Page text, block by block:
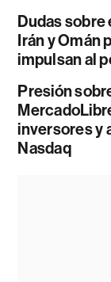
Dudas
Irán y Omán
impulsan al
Presión
inversores y
Nasdaq